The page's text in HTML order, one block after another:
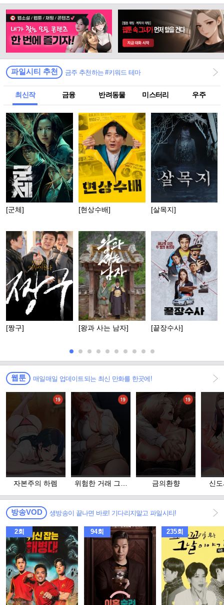
파일시티 추천 금주 추천하는 #키워드 테마
최신작 금융 반려동물 미스터리 우주
[군체] [현상수배] [살목지]
[짱구] [왕과 사는 남자] [끝장수사]
웹툰 매일매일 업데이트되는 최신 만화를 한곳에!
자본주의 하렘
위험한 거래 그리
금의환향 신
방송VOD 생방송이 끝나면 바로! 기다리지말고 파일시티!
2회 94회 235회